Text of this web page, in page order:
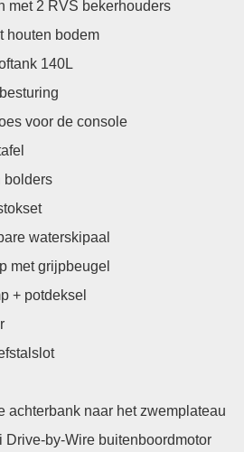
met 2 RVS bekerhouders
houten bodem
140L
voor de console
bolders
waterskipaal
met grijpbeugel
+ potdeksel
achterbank naar het zwemplateau
Drive-by-Wire buitenboordmotor